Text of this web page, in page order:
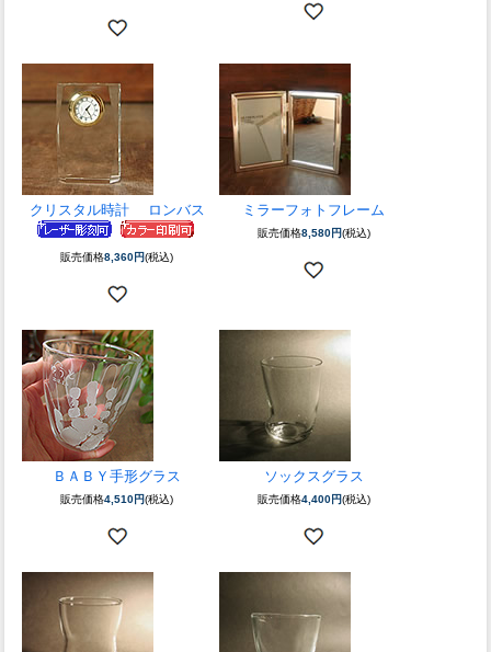
クリスタル時計 ロンバス
販売価格8,360円(税込)
ミラーフォトフレーム
販売価格8,580円(税込)
ＢＡＢＹ手形グラス
販売価格4,510円(税込)
ソックスグラス
販売価格4,400円(税込)